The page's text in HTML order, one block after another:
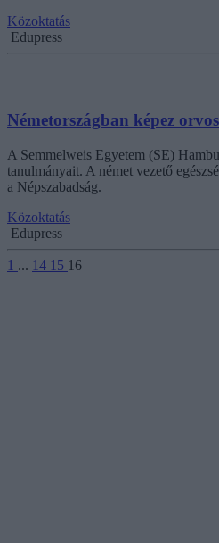
Közoktatás
Edupress
Németországban képez
A Semmelweis Egyetem (SE)
tanulmányait. A német vezető
a Népszabadság.
Közoktatás
Edupress
1 ... 14 15 16